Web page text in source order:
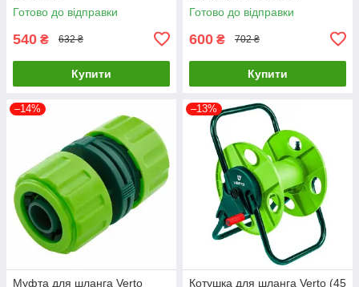
Готово до відправки
540 ₴ 632 ₴
Купити
Готово до відправки
600 ₴ 702 ₴
Купити
–14%
Муфта для шланга Verto
–13%
Котушка для шланга Verto (45